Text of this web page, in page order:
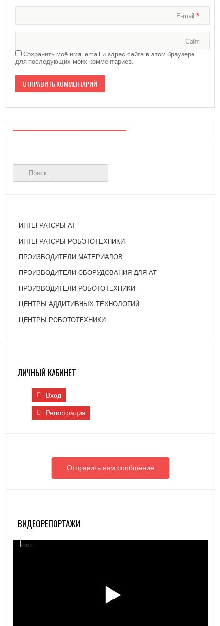
E-mail*
Сайт
Сохранить моё имя, email и адрес сайта в этом браузере
для последующих моих комментариев.
ИНТЕГРАТОРЫ АТ
ИНТЕГРАТОРЫ РОБОТОТЕХНИКИ
ПРОИЗВОДИТЕЛИ МАТЕРИАЛОВ
ПРОИЗВОДИТЕЛИ ОБОРУДОВАНИЯ ДЛЯ АТ
ПРОИЗВОДИТЕЛИ РОБОТОТЕХНИКИ
ЦЕНТРЫ АДДИТИВНЫХ ТЕХНОЛОГИЙ
ЦЕНТРЫ РОБОТОТЕХНИКИ
ЛИЧНЫЙ КАБИНЕТ
Вход
Регистрация
Отправить нам сообщение
ВИДЕОРЕПОРТАЖИ